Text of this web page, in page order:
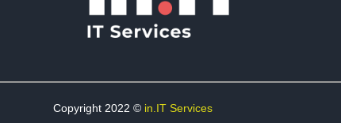
Copyright 2022 © in.IT Services